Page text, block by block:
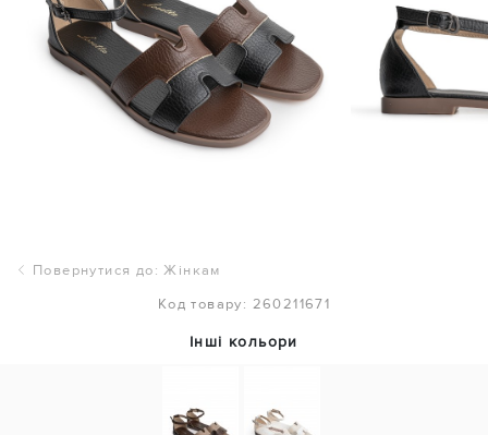
Повернутися до: Жінкам
Код товару: 260211671
Інші кольори